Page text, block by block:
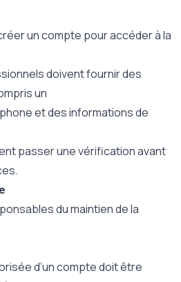
un compte pour accéder à la
doivent fournir des
un
et des informations de
passer une vérification avant
du maintien de la
d’un compte doit être